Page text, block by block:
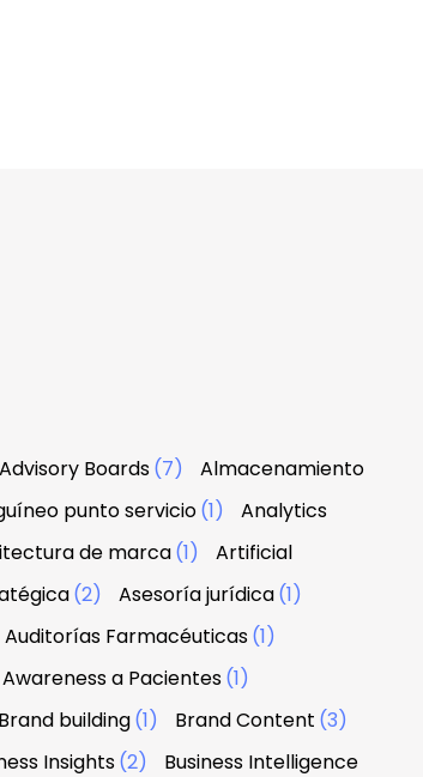
Advisory Boards(7)
Almacenamiento
punto servicio(1)
Analytics
de marca(1)
Artificial
(2) Asesoría jurídica(1)
Auditorías Farmacéuticas(1)
Awareness a Pacientes(1)
Brand building(1) Brand Content (3)
Insights(2)
Business Intelligence